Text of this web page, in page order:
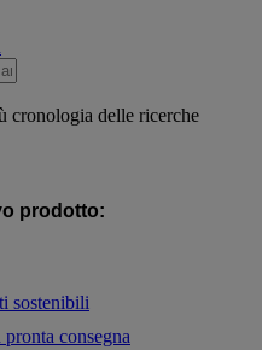
cronologia delle ricerche
prodotto:
sostenibili
consegna